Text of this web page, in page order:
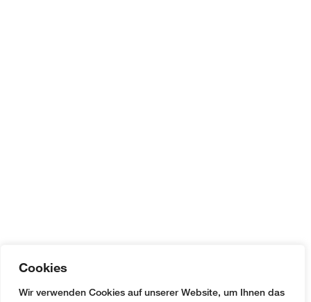
Cookies
Wir verwenden Cookies auf unserer Website, um Ihnen das